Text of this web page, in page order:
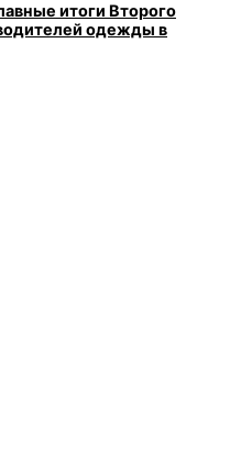
итоги Второго
одежды в